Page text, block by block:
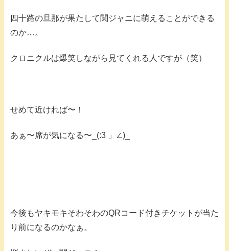
四十路の旦那が果たして関ジャニに萌えることができる
のか…。
クロニクルは爆笑しながら見てくれる人ですが（笑）
せめて近ければ〜！
あぁ〜席が気になる〜_(:3 」∠)_
今後もヤキモキそわそわのQRコード付きチケットが当た
り前になるのかなぁ。